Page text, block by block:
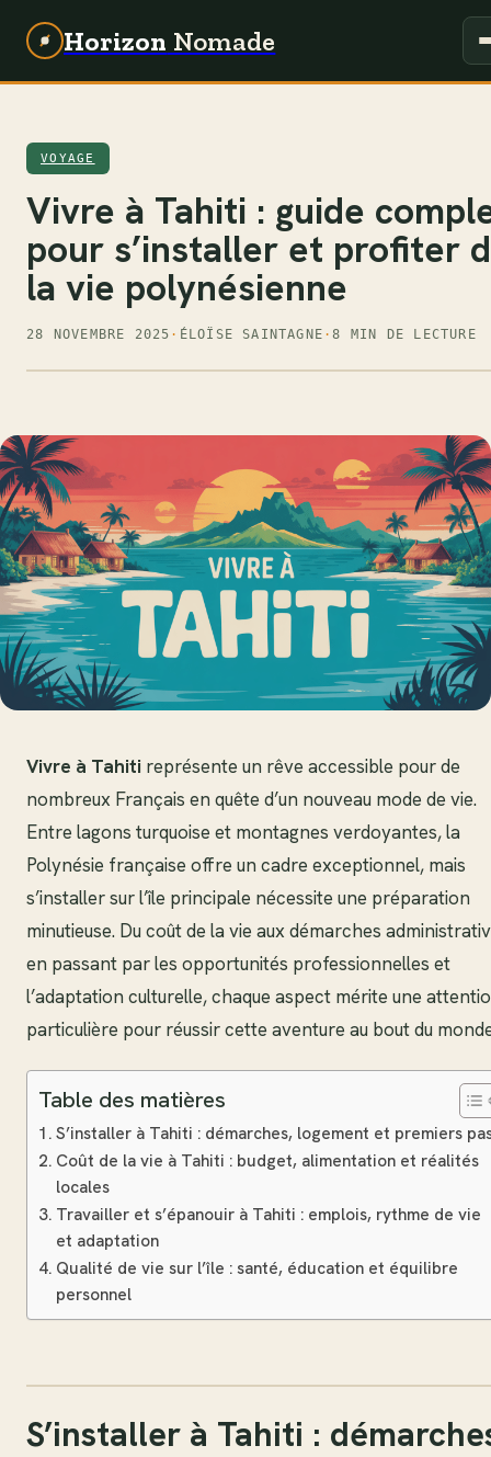
Horizon Nomade
VOYAGE
Vivre à Tahiti : guide
pour s’installer et profiter
la vie polynésienne
28 NOVEMBRE 2025 · ÉLOÏSE SAINTAGNE ·8 MIN DE LECTURE
Vivre à Tahiti représente un rêve accessible pour de
nombreux Français en quête d’un nouveau mode de vie.
Entre lagons turquoise et montagnes verdoyantes, la
Polynésie française offre un cadre exceptionnel, mais
s’installer sur l’île principale nécessite une préparation
minutieuse. Du coût de la vie aux démarches
en passant par les opportunités professionnelles et
l’adaptation culturelle, chaque aspect mérite une
particulière pour réussir cette aventure au bout du
Table des matières
S’installer à Tahiti : démarches, logement et premiers
Coût de la vie à Tahiti : budget, alimentation et réalités
locales
Travailler et s’épanouir à Tahiti : emplois, rythme de vie
et adaptation
Qualité de vie sur l’île : santé, éducation et équilibre
personnel
S’installer à Tahiti :